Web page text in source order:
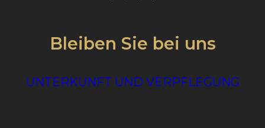
Bleiben Sie bei uns
UNTERKUNFT UND VERPFLEGUNG